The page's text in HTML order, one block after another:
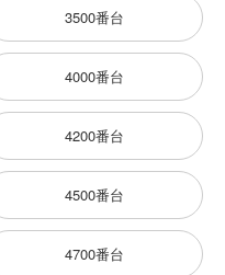
3500番台
4000番台
4200番台
4500番台
4700番台